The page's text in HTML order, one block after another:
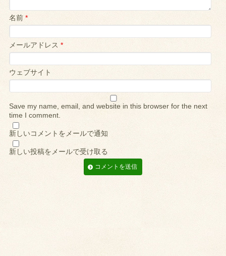
名前*
メールアドレス*
ウェブサイト
Save my name, email, and website in this browser for the next
time I comment.
新しいコメントをメールで通知
新しい投稿をメールで受け取る